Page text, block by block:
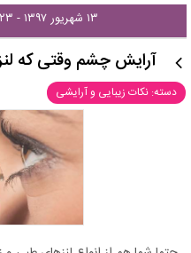
۱۳ شهریور ۱۳۹۷ - ۱۱:۲۳
آرایش چشم وقتی که
دسته: نکات زیبایی و آرایشی